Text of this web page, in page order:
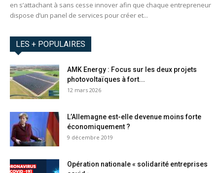
en s’attachant à sans cesse innover afin que chaque entrepreneur
dispose d’un panel de services pour créer et...
LES + POPULAIRES
AMK Energy : Focus sur les deux projets
photovoltaïques à fort...
12 mars 2026
L’Allemagne est-elle devenue moins forte
économiquement ?
9 décembre 2019
Opération nationale « solidarité entreprises